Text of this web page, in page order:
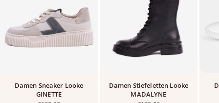
Damen Sneaker Looke
GINETTE
Damen Stiefeletten Looke
MADALYNE